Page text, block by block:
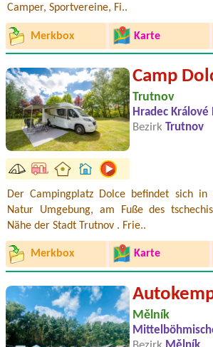
Camper, Sportvereine, Fi..
Merkbox Karte
Camp
Trutnov
Hradec Králové
Bezirk
Trutnov
Der Campingplatz Dolce befindet sich in
Natur Umgebung, am Fuße des
Nähe der Stadt Trutnov . Frie..
Merkbox Karte
Mělník